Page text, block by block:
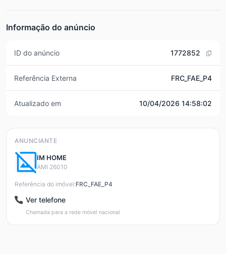
Informação do anúncio
ID do anúncio 1772852
Referência Externa FRC_FAE_P4
Atualizado em 10/04/2026 14:58:02
ANUNCIANTE
IM HOME
AMI 26010
Referência do imóvel:FRC_FAE_P4
Ver telefone
Chamada para a rede móvel nacional